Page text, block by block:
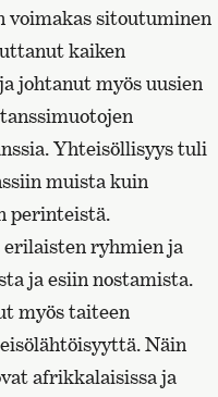
voimakas sitoutuminen
kaiken
johtanut myös uusien
Yhteisöllisyys tuli
muista kuin
perinteistä.
ryhmien ja
ja esiin nostamista.
myös taiteen
Näin
afrikkalaisissa ja